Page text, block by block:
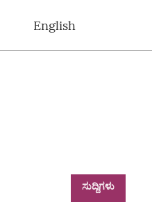
English
ಸುದ್ದಿಗಳು